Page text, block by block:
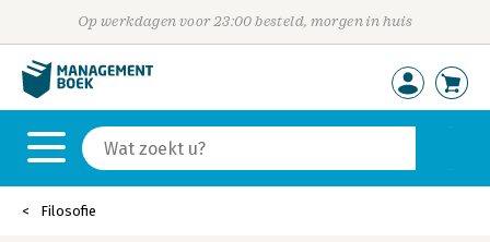
Op werkdagen voor 23:00 besteld, morgen in huis
Filosofie